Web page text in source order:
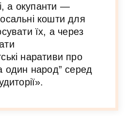
а окупанти —
кошти для
їх, а через
наративи про
один народ” серед